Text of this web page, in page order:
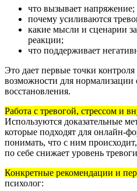
что вызывает напряжение;
почему усиливаются
какие мысли и сценарии
реакции;
что поддерживает
Это дает первые точки
возможности для нормализации
восстановления.
Работа с тревогой, стрессом и
Используются доказательные
которые подходят для онлайн-
понимать, что с ним
по себе снижает уровень
Конкретные рекомендации и
психолог: